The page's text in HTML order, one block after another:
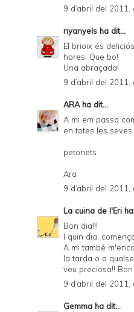
9 d’abril del 2011,
nyanyels ha dit...
El brioix és
hores. Que bo!
Una abraçada!
9 d’abril del 2011,
ARAha dit...
A mi em passa
en totes les seves
petonets
Ara
9 d’abril del 2011,
La cuina de l'Eri
Bon dia!!!
I quin dia,
A mi també
la tarda o a
veu preciosa!!
9 d’abril del 2011,
Gemma ha dit...